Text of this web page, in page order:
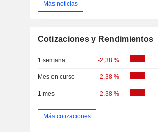
Más noticias
Cotizaciones y Rendimientos
1 semana -2,38 %
Mes en curso -2,38 %
1 mes -2,38 %
Más cotizaciones